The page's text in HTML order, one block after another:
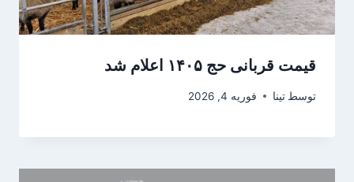
قیمت قربانی حج ۱۴۰۵ اعلام شد
توسط تینا فوریه 4, 2026